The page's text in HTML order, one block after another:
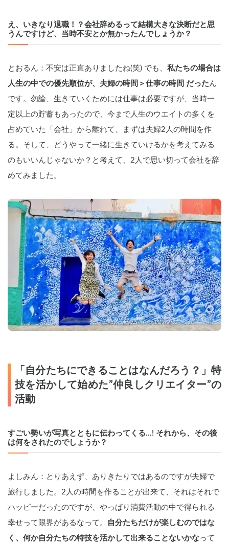
え、いきなり退職！？会社辞めるって結構大きな決断だと思
うんですけど、当時不安とか無かったんでしょうか？
とおるん：不安は正直ありましたね(笑) でも、 私たちの場合は
人生の中での優先順位が、夫婦の時間＞仕事の時間 だった ん
です。勿論、生きていくためには仕事は必要ですが、当時一
定以上の貯蓄もあったので、今まで人生のウエイトの多くを
占めていた「会社」から離れて、まずは夫婦2人の時間を作
る。そして、どうやって一緒に生きていけるかを考えてみる
のもいいんじゃないか？と考えて、2人で思い切って会社を辞
めてみました。
「自分たちにできることはなんだろう？」特
技を活かして始めた”仲良しクリエイター”の
活動
すごい勢いが写真とともに伝わってくる...! それから、その後
は何をされたのでしょうか？
よしみん：とりあえず、ありきたりではあるのですが夫婦で
旅行しました。2人の時間を作ることが出来て、それはそれで
ハッピーだったのですが、やっぱり消費活動の中で得られる
幸せって限界があるなって。
自分たちだけが楽しむのではな
く、何か自分たちの特技を活かして出来ることないかなって